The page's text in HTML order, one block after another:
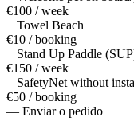
€100 / week
Towel Beach
€10 / booking
Stand Up Paddle
€150 / week
SafetyNet without
€50 / booking
— Enviar o pedido